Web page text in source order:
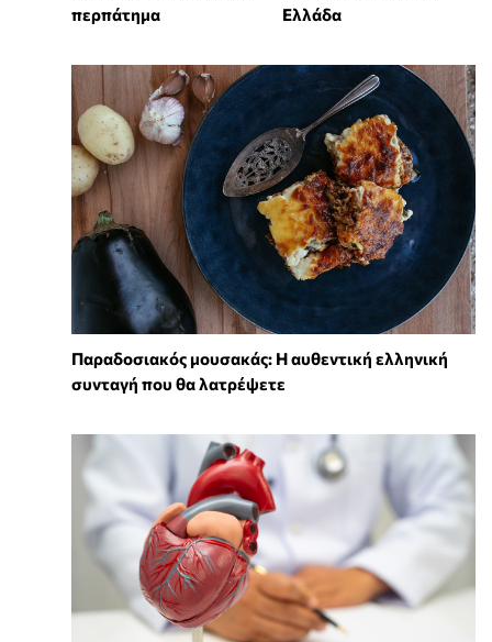
περπάτημα
Ελλάδα
Παραδοσιακός μουσακάς: Η αυθεντική ελληνική
συνταγή που θα λατρέψετε